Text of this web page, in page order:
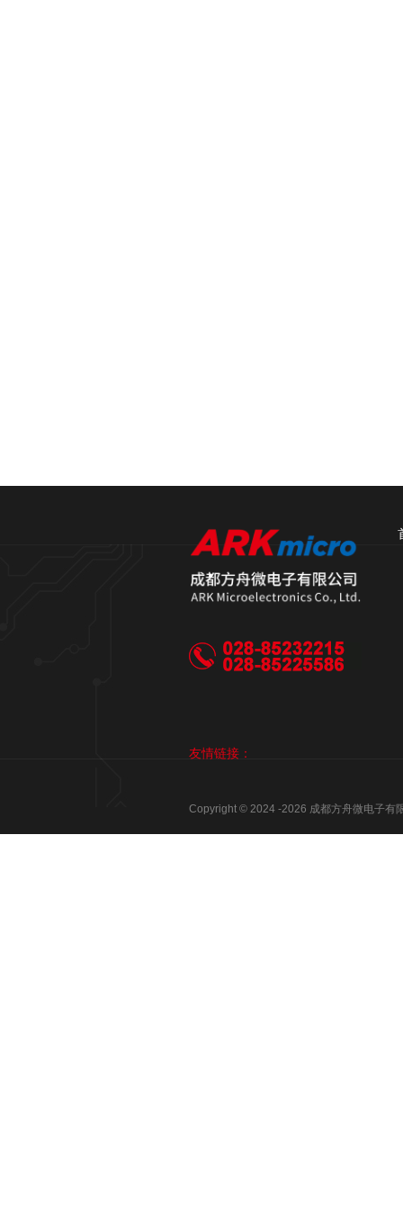
友情链接：
Copyright © 2024 -2026 成都方舟微电子有